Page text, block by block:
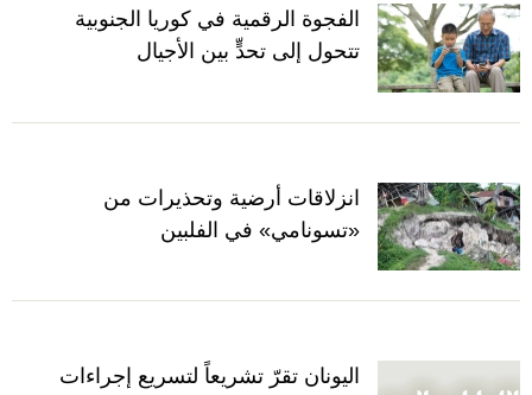
الفجوة الرقمية في كوريا الجنوبية
تتحول إلى تحدٍّ بين الأجيال
انزلاقات أرضية وتحذيرات من
«تسونامي» في الفلبين
اليونان تقرّ تشريعاً لتسريع إجراءات